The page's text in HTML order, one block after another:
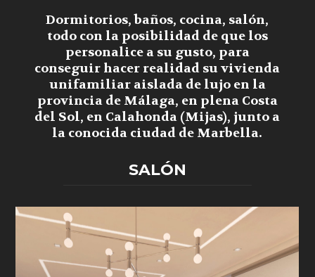
Dormitorios, baños, cocina, salón,
todo con la posibilidad de que los
personalice a su gusto, para
conseguir hacer realidad su vivienda
unifamiliar aislada de lujo en la
provincia de Málaga, en plena Costa
del Sol, en Calahonda (Mijas), junto a
la conocida ciudad de Marbella.
SALÓN